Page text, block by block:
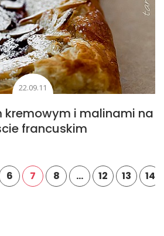
22.09.11
kremowym i malinami na
francuskim
6 7 8 … 12 13 14